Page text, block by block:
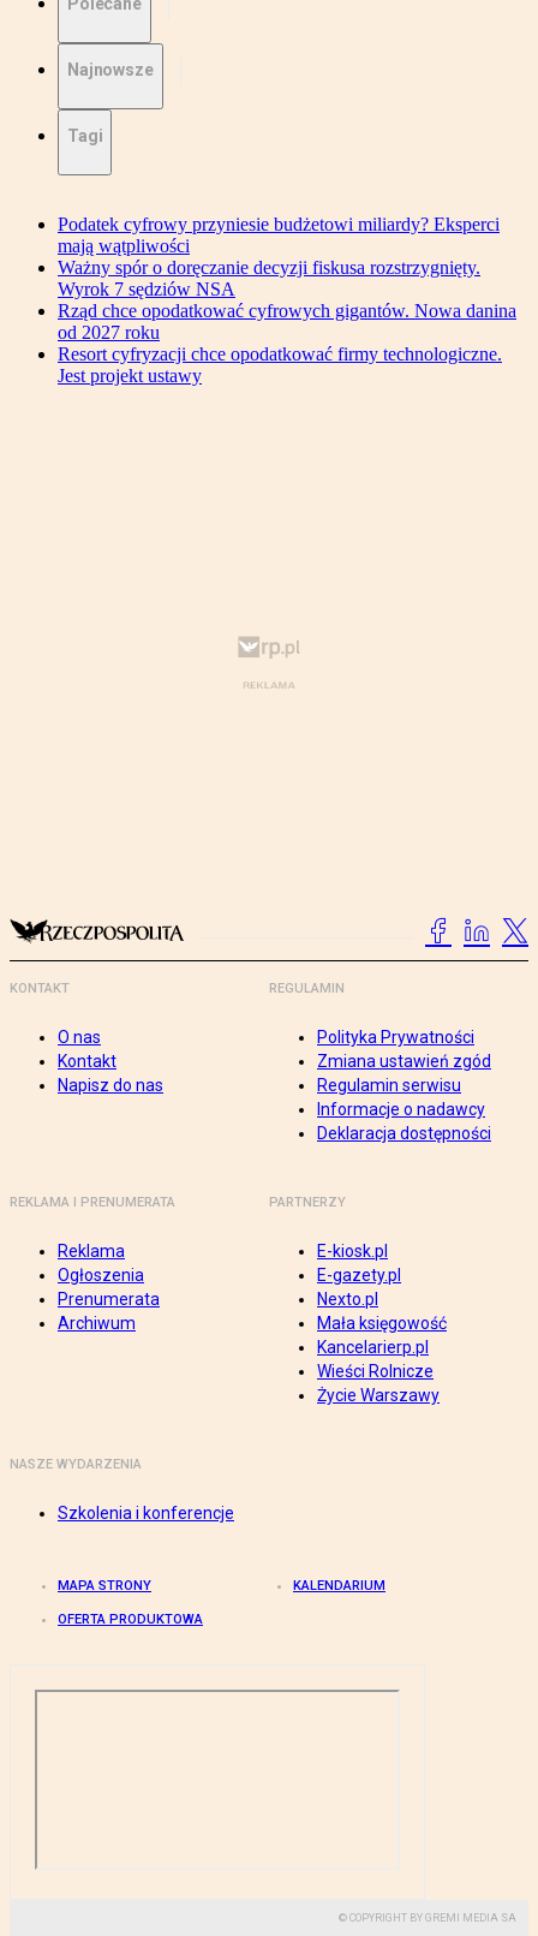
Najnowsze
Tagi
Podatek cyfrowy przyniesie budżetowi miliardy? Eksperci
mają wątpliwości
Ważny spór o doręczanie decyzji fiskusa rozstrzygnięty.
Wyrok 7 sędziów NSA
Rząd chce opodatkować cyfrowych gigantów. Nowa danina
od 2027 roku
Resort cyfryzacji chce opodatkować firmy technologiczne.
Jest projekt ustawy
KONTAKT
O nas
Kontakt
Napisz do nas
REGULAMIN
Polityka Prywatności
Zmiana ustawień zgód
Regulamin serwisu
Informacje o nadawcy
Deklaracja dostępności
REKLAMA I PRENUMERATA
Reklama
Ogłoszenia
Prenumerata
Archiwum
PARTNERZY
E-kiosk.pl
E-gazety.pl
Nexto.pl
Mała księgowość
Kancelarierp.pl
Wieści Rolnicze
Życie Warszawy
NASZE WYDARZENIA
Szkolenia i konferencje
MAPA STRONY KALENDARIUM
OFERTA PRODUKTOWA
© COPYRIGHT BY GREMI MEDIA SA